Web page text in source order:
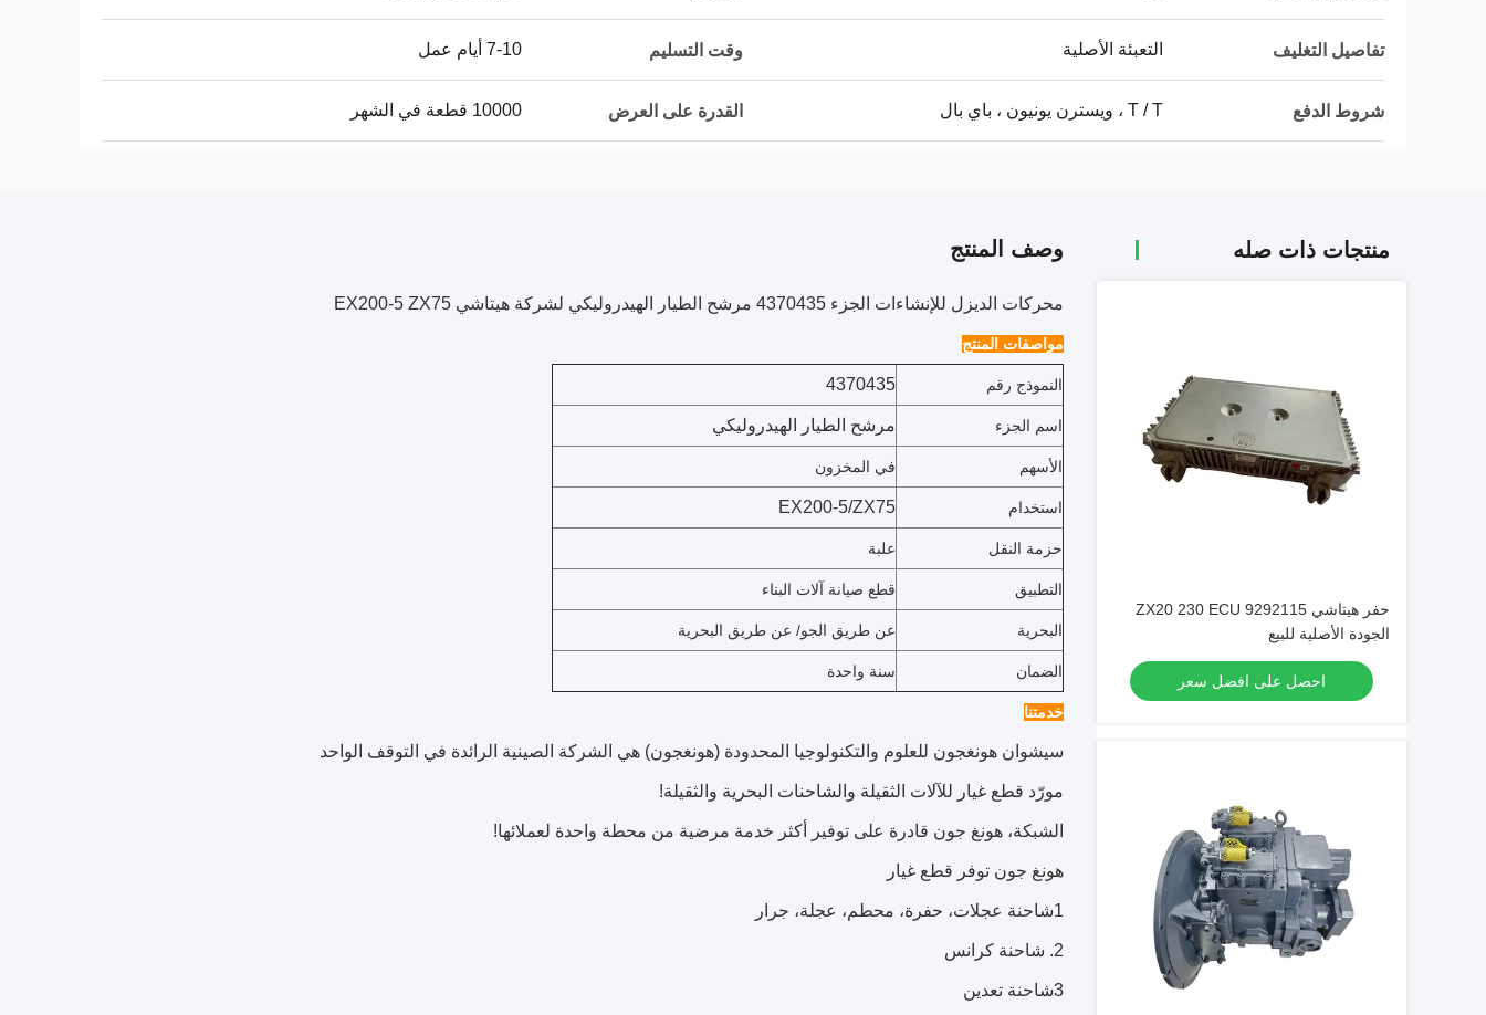
تفاصيل التغليف التعبئة الأصلية وقت التسليم 7-10 أيام عمل
شروط الدفع T / T ، ويسترن يونيون ، باي بال القدرة على العرض 10000 قطعة في الشهر
منتجات ذات صله
حفر هيتاشي ZX20 230 ECU 9292115
الجودة الأصلية للبيع
احصل على افضل سعر
وصف المنتج
محركات الديزل للإنشاءات الجزء 4370435 مرشح الطيار الهيدروليكي لشركة هيتاشي EX200-5 ZX75
مواصفات المنتج
النموذج رقم 4370435
اسم الجزء مرشح الطيار الهيدروليكي
الأسهم في المخزون
استخدام EX200-5/ZX75
حزمة النقل علبة
التطبيق قطع صيانة آلات البناء
البحرية عن طريق الجو/ عن طريق البحرية
الضمان سنة واحدة
خدمتنا
سيشوان هونغجون للعلوم والتكنولوجيا المحدودة (هونغجون) هي الشركة الصينية الرائدة في التوقف الواحد
مورّد قطع غيار للآلات الثقيلة والشاحنات البحرية والثقيلة!
الشبكة، هونغ جون قادرة على توفير أكثر خدمة مرضية من محطة واحدة لعملائها!
هونغ جون توفر قطع غيار
1شاحنة عجلات، حفرة، محطم، عجلة، جرار
2. شاحنة كرانس
3شاحنة تعدين